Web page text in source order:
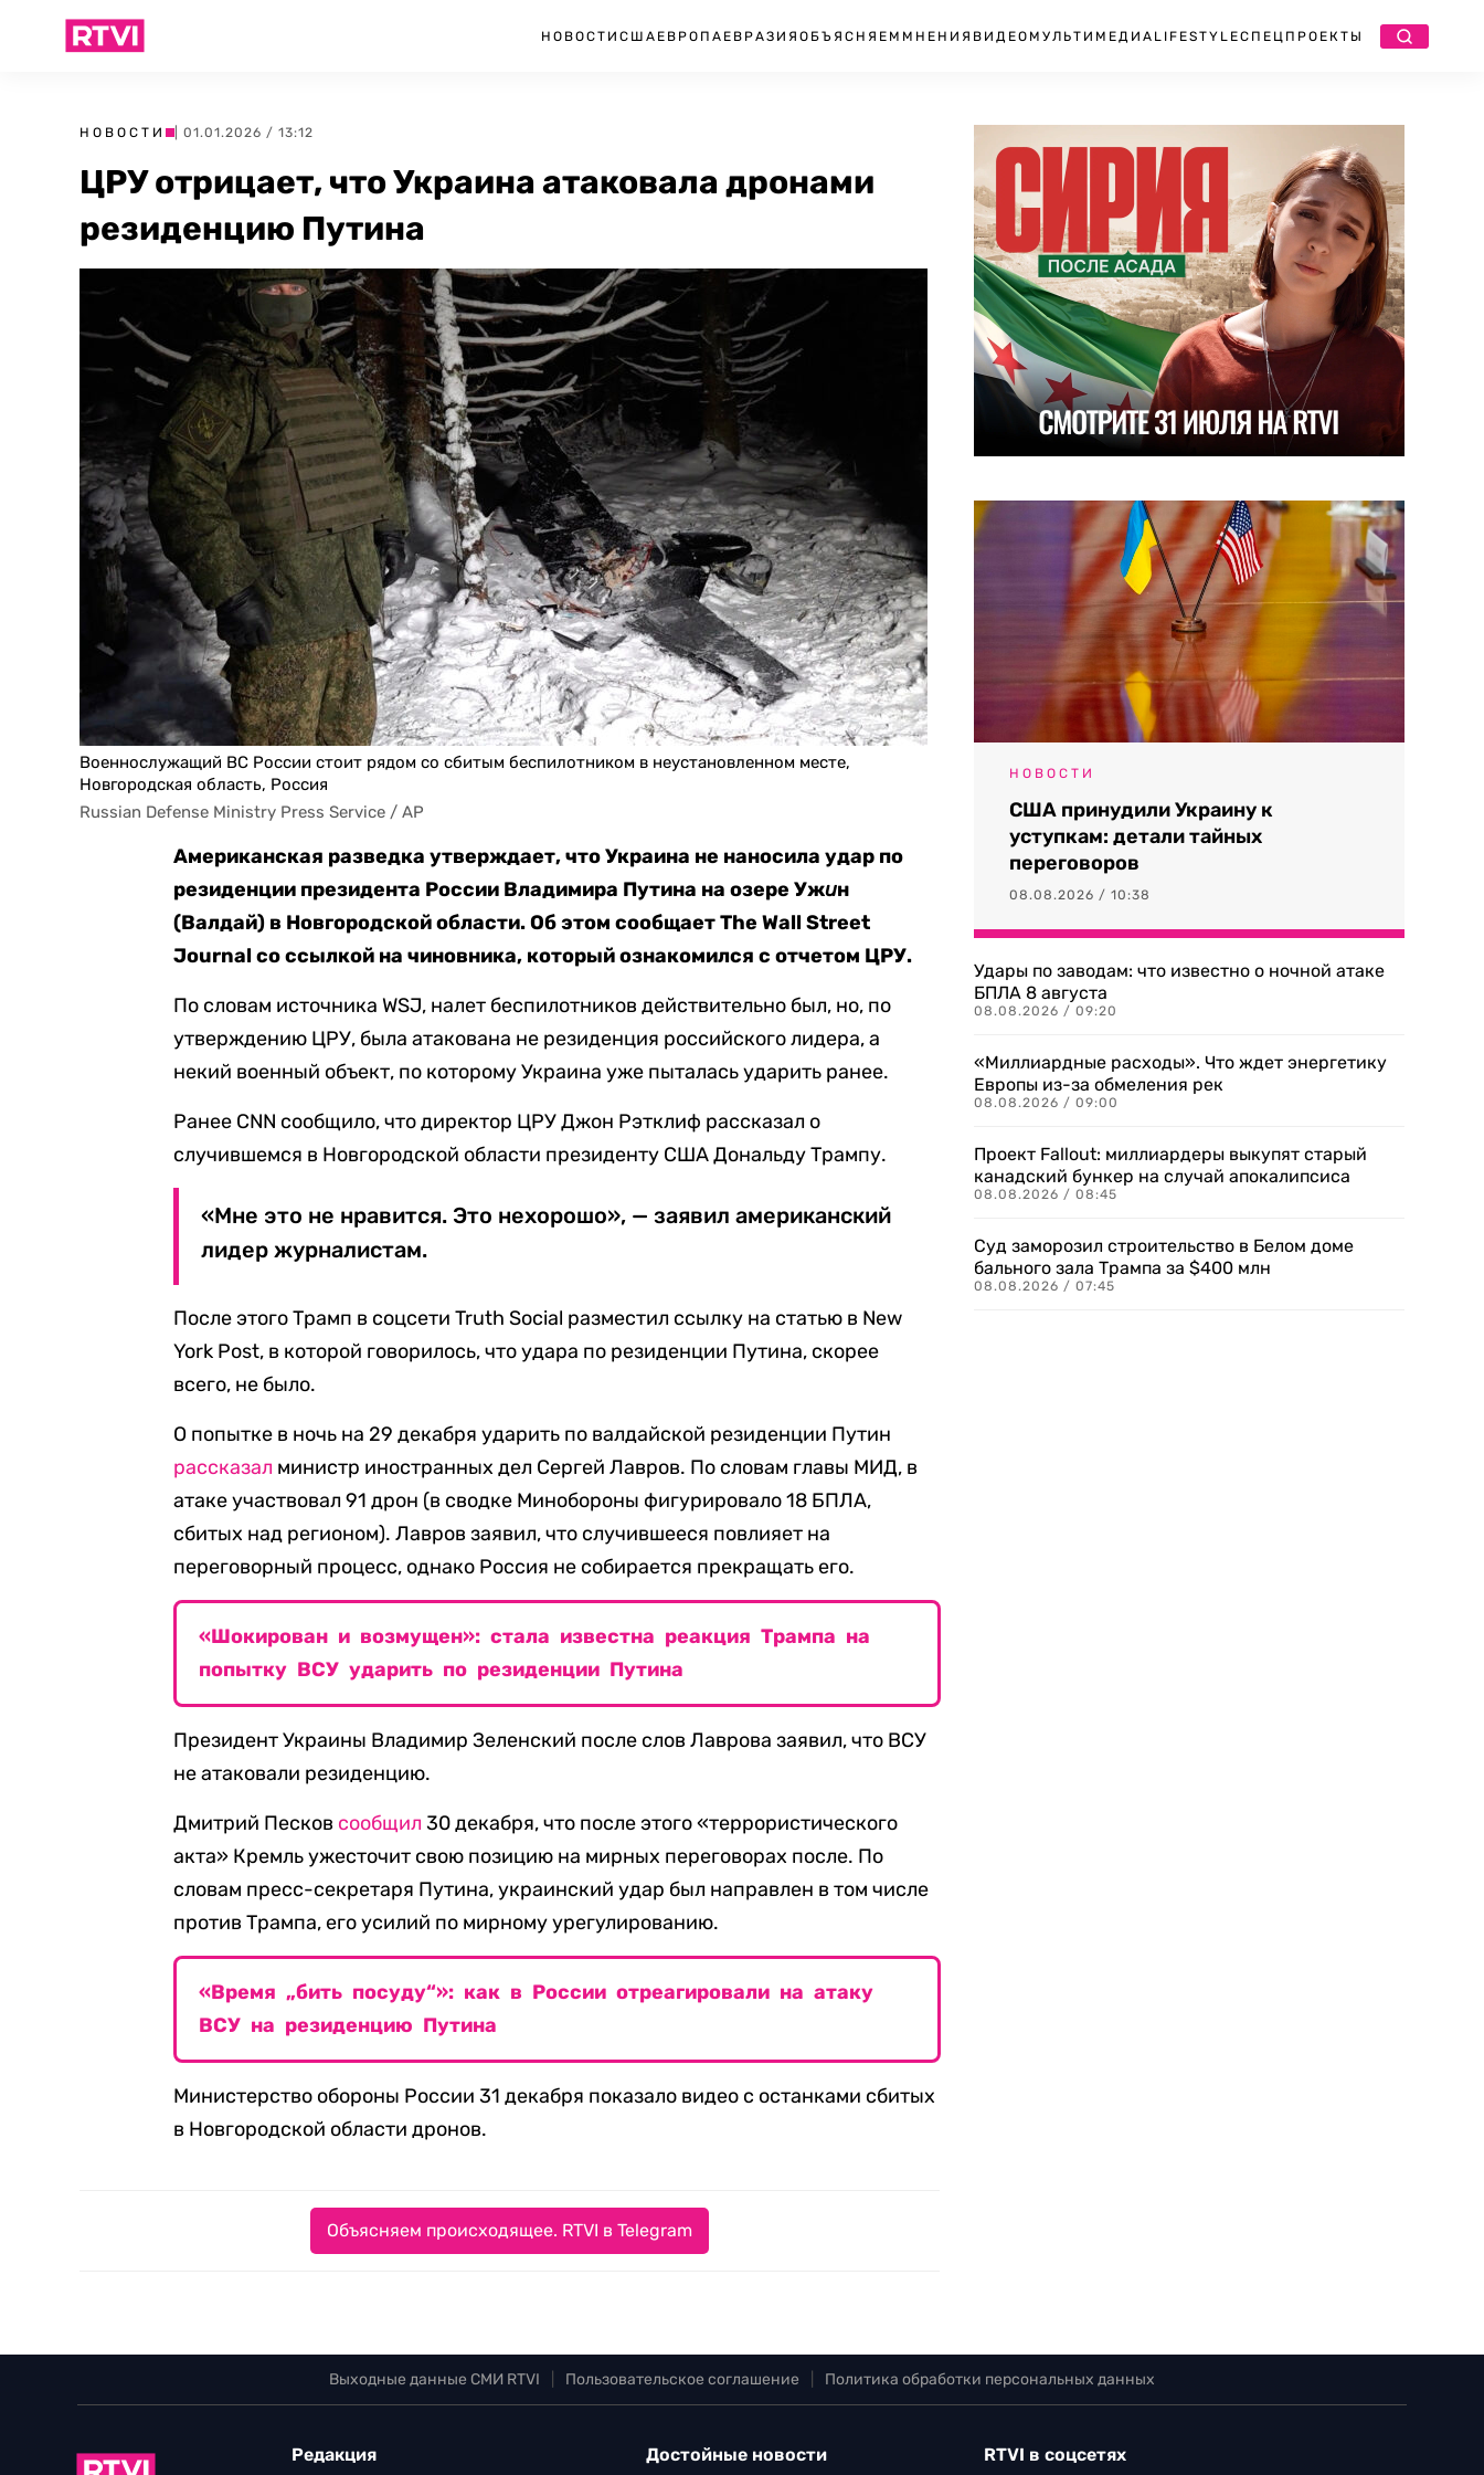
НОВОСТИ США ЕВРОПА ЕВРАЗИЯ ОБЪЯСНЯЕМ МНЕНИЯ ВИДЕО МУЛЬТИМЕДИА LIFESTYLEСПЕЦПРОЕКТЫ
НОВОСТИ | 01.01.2026 / 13:12
ЦРУ отрицает, что Украина атаковала дронами
резиденцию Путина
Военнослужащий ВС России стоит рядом со сбитым беспилотником в неустановленном месте,
Новгородская область, Россия
Russian Defense Ministry Press Service / AP
Американская разведка утверждает, что Украина не наносила удар по
резиденции президента России Владимира Путина на озере Ужин
(Валдай) в Новгородской области. Об этом сообщает The Wall Street
Journal со ссылкой на чиновника, который ознакомился с отчетом ЦРУ.
По словам источника WSJ, налет беспилотников действительно был, но, по
утверждению ЦРУ, была атакована не резиденция российского лидера, а
некий военный объект, по которому Украина уже пыталась ударить ранее.
Ранее CNN сообщило, что директор ЦРУ Джон Рэтклиф рассказал о
случившемся в Новгородской области президенту США Дональду Трампу.
«Мне это не нравится. Это нехорошо», — заявил американский
лидер журналистам.
После этого Трамп в соцсети Truth Social разместил ссылку на статью в New
York Post, в которой говорилось, что удара по резиденции Путина, скорее
всего, не было.
О попытке в ночь на 29 декабря ударить по валдайской резиденции Путин
рассказал министр иностранных дел Сергей Лавров. По словам главы МИД, в
атаке участвовал 91 дрон (в сводке Минобороны фигурировало 18 БПЛА,
сбитых над регионом). Лавров заявил, что случившееся повлияет на
переговорный процесс, однако Россия не собирается прекращать его.
«Шокирован и возмущен»: стала известна реакция Трампа на
попытку ВСУ ударить по резиденции Путина
Президент Украины Владимир Зеленский после слов Лаврова заявил, что ВСУ
не атаковали резиденцию.
Дмитрий Песков сообщил 30 декабря, что после этого «террористического
акта» Кремль ужесточит свою позицию на мирных переговорах после. По
словам пресс-секретаря Путина, украинский удар был направлен в том числе
против Трампа, его усилий по мирному урегулированию.
«Время „бить посуду“»: как в России отреагировали на атаку
ВСУ на резиденцию Путина
Министерство обороны России 31 декабря показало видео с останками сбитых
в Новгородской области дронов.
Объясняем происходящее. RTVI в Telegram
НОВОСТИ
США принудили Украину к
уступкам: детали тайных
переговоров
08.08.2026 / 10:38
Удары по заводам: что известно о ночной атаке
БПЛА 8 августа
08.08.2026 / 09:20
«Миллиардные расходы». Что ждет энергетику
Европы из-за обмеления рек
08.08.2026 / 09:00
Проект Fallout: миллиардеры выкупят старый
канадский бункер на случай апокалипсиса
08.08.2026 / 08:45
Суд заморозил строительство в Белом доме
бального зала Трампа за $400 млн
08.08.2026 / 07:45
Выходные данные СМИ RTVI Пользовательское соглашение Политика обработки персональных данных
Редакция Достойные новости RTVI в соцсетях